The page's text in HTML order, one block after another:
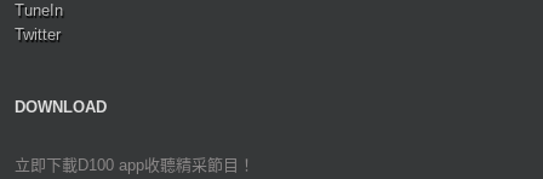
TuneIn
Twitter
DOWNLOAD
立即下載D100 app收聽精采節目！